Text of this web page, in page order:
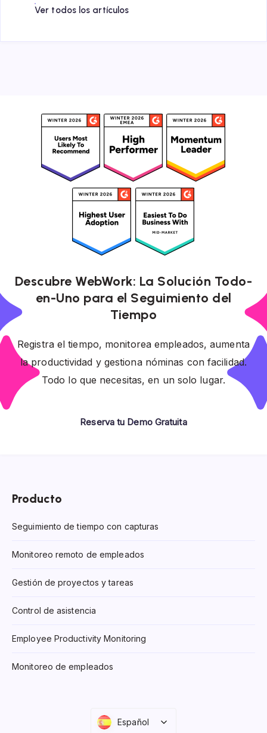
Ver todos los artículos
Descubre WebWork: La Solución Todo-
en-Uno para el Seguimiento del
Tiempo
Registra el tiempo, monitorea empleados, aumenta
la productividad y gestiona nóminas con facilidad.
Todo lo que necesitas, en un solo lugar.
Reserva tu Demo Gratuita
Producto
Seguimiento de tiempo con capturas
Monitoreo remoto de empleados
Gestión de proyectos y tareas
Control de asistencia
Employee Productivity Monitoring
Monitoreo de empleados
Español